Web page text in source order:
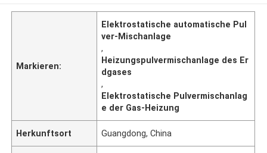
Markieren:
Elektrostatische automatische Pul
ver-Mischanlage
,
Heizungspulvermischanlage des Er
dgases
,
Elektrostatische Pulvermischanlag
e der Gas-Heizung
Herkunftsort Guangdong, China